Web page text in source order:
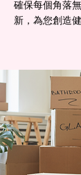
確保每個角落
新，為您創造